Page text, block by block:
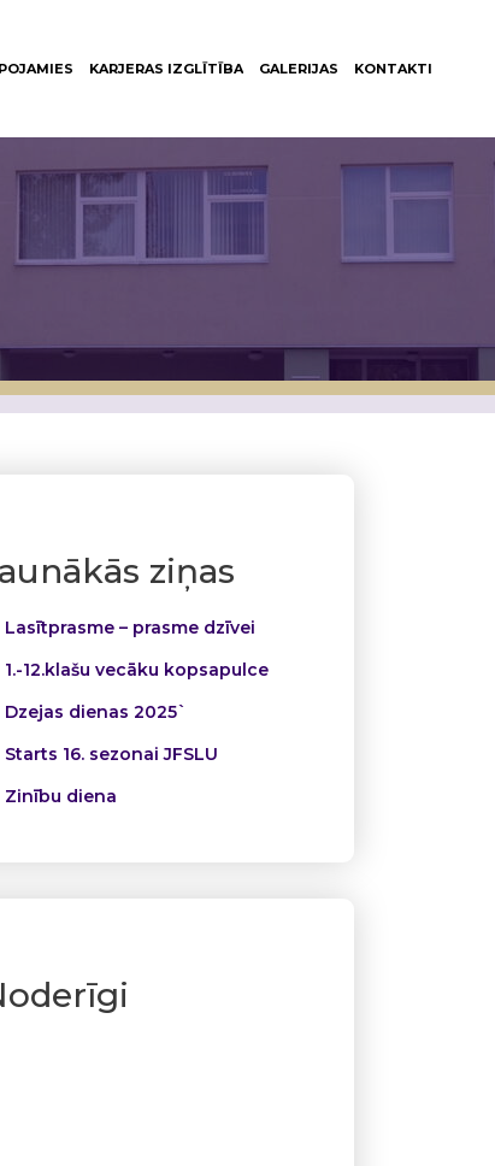
KARJERAS IZGLĪTĪBA GALERIJAS KONTAKTI
ziņas
Lasītprasme – prasme dzīvei
1.-12.klašu vecāku kopsapulce
Dzejas dienas 2025`
Starts 16. sezonai JFSLU
Zinību diena